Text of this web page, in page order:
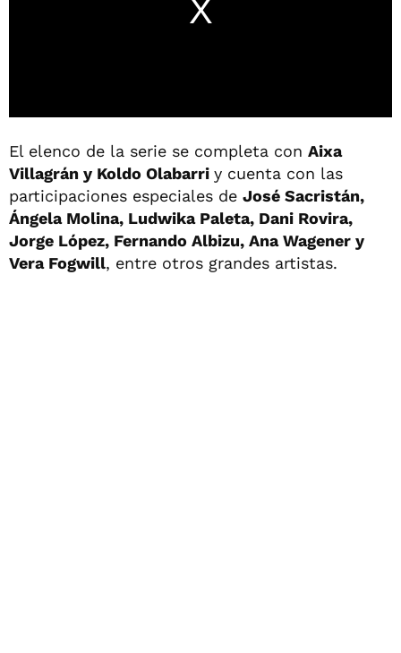
El elenco de la serie se completa con Aixa
Villagrán y Koldo Olabarri y cuenta con las
participaciones especiales de José Sacristán,
Ángela Molina, Ludwika Paleta, Dani Rovira,
Jorge López, Fernando Albizu, Ana Wagener y
Vera Fogwill, entre otros grandes artistas.